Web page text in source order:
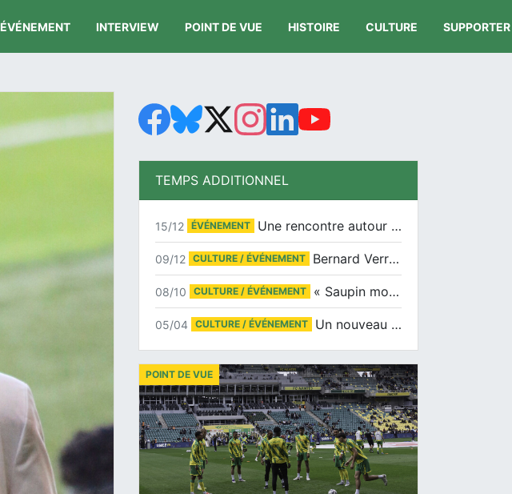
ÉVÉNEMENT INTERVIEW POINT DE VUE HISTOIRE CULTURE SUPPORTER
TEMPS ADDITIONNEL
15/12 ÉVÉNEMENT Une rencontre autour de Jean-Claude Suaudeau
09/12 CULTURE / ÉVÉNEMENT Bernard Verret en dédicaces le samedi 13 décembre à l’Espace Culturel Atlantis
08/10 CULTURE / ÉVÉNEMENT « Saupin mon amour » au salon du livre de Trentemoult
05/04 CULTURE / ÉVÉNEMENT Un nouveau tirage pour le Docu-BD
POINT DE VUE